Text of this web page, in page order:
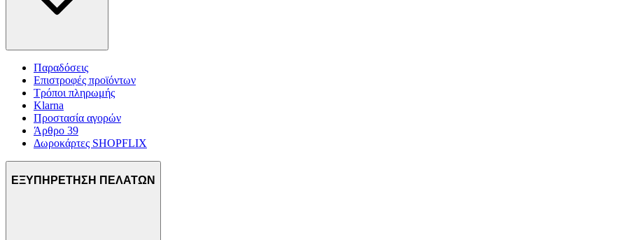
Παραδόσεις
Επιστροφές προϊόντων
Τρόποι πληρωμής
Klarna
Προστασία αγορών
Άρθρο 39
Δωροκάρτες SHOPFLIX
ΕΞΥΠΗΡΕΤΗΣΗ ΠΕΛΑΤΩΝ